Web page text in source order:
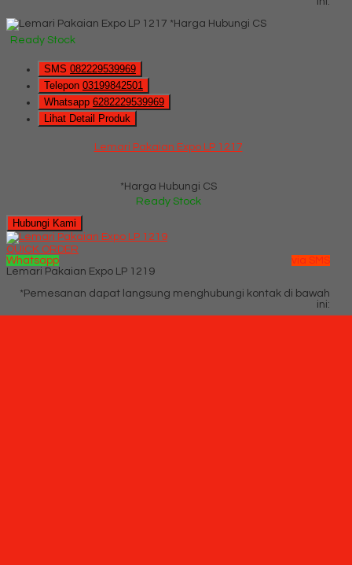
*Harga Hubungi CS
Ready Stock
SMS 082229539969
Telepon 03199842501
Whatsapp 6282229539969
Lihat Detail Produk
Lemari Pakaian Expo LP 1217
*Harga Hubungi CS
Ready Stock
Hubungi Kami
QUICK ORDER
Whatsapp
via SMS
Lemari Pakaian Expo LP 1219
*Pemesanan dapat langsung menghubungi kontak di bawah
ini: